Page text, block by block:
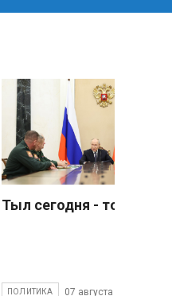
Тыл сегодня - тоже
ПОЛИТИКА 07 августа 2026